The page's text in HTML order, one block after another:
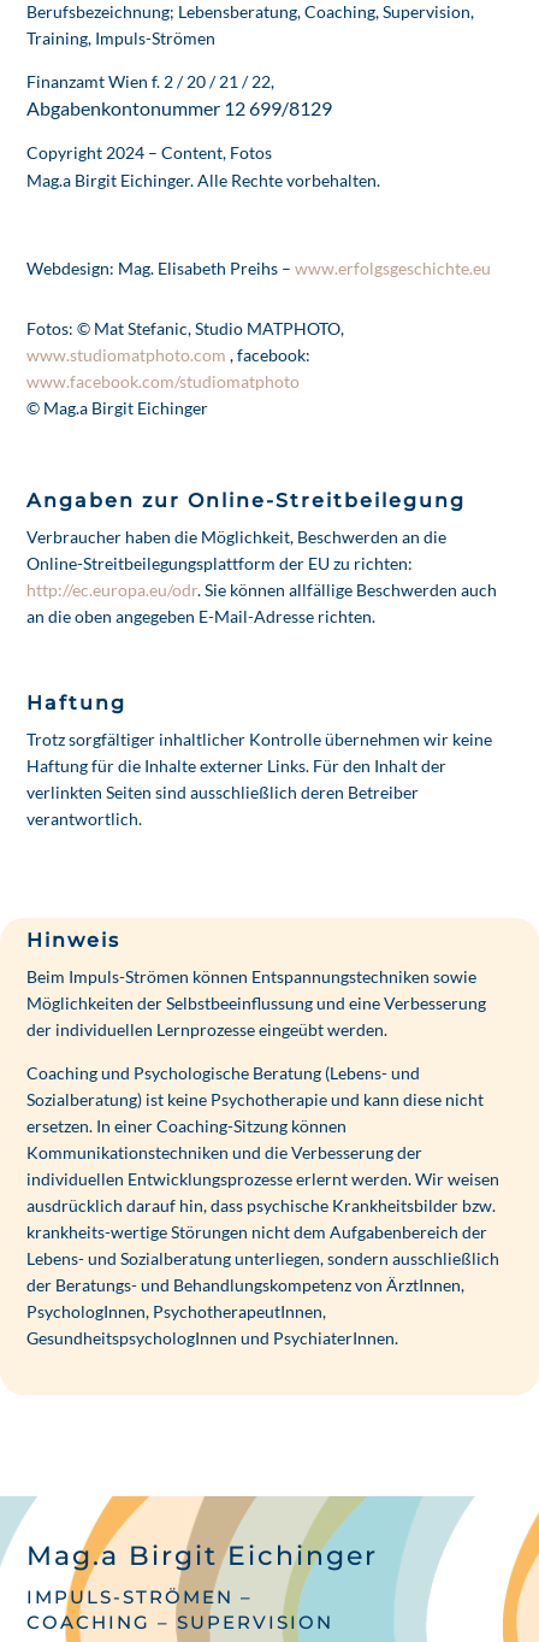
Berufsbezeichnung; Lebensberatung, Coaching, Supervision,
Training, Impuls-Strömen
Finanzamt Wien f. 2 / 20 / 21 / 22,
Abgabenkontonummer 12 699/8129
Copyright 2024 – Content, Fotos
Mag.a Birgit Eichinger. Alle Rechte vorbehalten.
Webdesign: Mag. Elisabeth Preihs –www.erfolgsgeschichte.eu
Fotos:© Mat Stefanic, Studio MATPHOTO,
www.studiomatphoto.com , facebook:
www.facebook.com/studiomatphoto
© Mag.a Birgit Eichinger
Angaben zur Online-Streitbeilegung
Verbraucher haben die Möglichkeit, Beschwerden an die
Online-Streitbeilegungsplattform der EU zu richten:
http://ec.europa.eu/odr. Sie können allfällige Beschwerden auch
an die oben angegeben E-Mail-Adresse richten.
Haftung
Trotz sorgfältiger inhaltlicher Kontrolle übernehmen wir keine
Haftung für die Inhalte externer Links. Für den Inhalt der
verlinkten Seiten sind ausschließlich deren Betreiber
verantwortlich.
Hinweis
Beim Impuls-Strömen können Entspannungstechniken sowie
Möglichkeiten der Selbstbeeinflussung und eine Verbesserung
der individuellen Lernprozesse eingeübt werden.
Coaching und Psychologische Beratung (Lebens- und
Sozialberatung) ist keine Psychotherapie und kann diese nicht
ersetzen. In einer Coaching-Sitzung können
Kommunikationstechniken und die Verbesserung der
individuellen Entwicklungsprozesse erlernt werden. Wir weisen
ausdrücklich darauf hin, dass psychische Krankheitsbilder bzw.
krankheits-wertige Störungen nicht dem Aufgabenbereich der
Lebens- und Sozialberatung unterliegen, sondern ausschließlich
der Beratungs- und Behandlungskompetenz von ÄrztInnen,
PsychologInnen, PsychotherapeutInnen,
GesundheitspsychologInnen und PsychiaterInnen.
Mag.a Birgit Eichinger
IMPULS-STRÖMEN –
COACHING – SUPERVISION